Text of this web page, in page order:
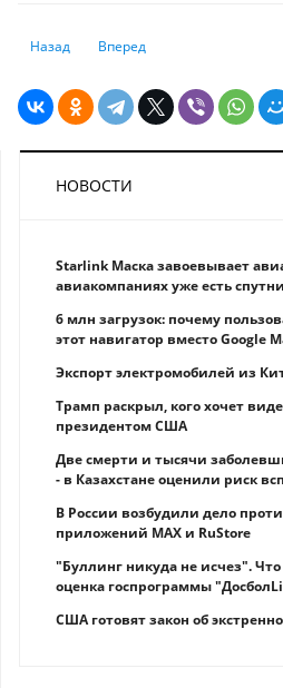
Предыдущий: Евросоюз запускает
Назад Следующий: ВЭФ:
Вперед
НОВОСТИ
Starlink Маска завоевывает
авиакомпаниях уже есть
6 млн загрузок: почему
этот навигатор вместо Google
Экспорт электромобилей из
Трамп раскрыл, кого хочет
президентом США
Две смерти и тысячи
- в Казахстане оценили риск
В России возбудили дело
приложений MAX и RuStore
"Буллинг никуда не исчез". Что
оценка госпрограммы
США готовят закон об